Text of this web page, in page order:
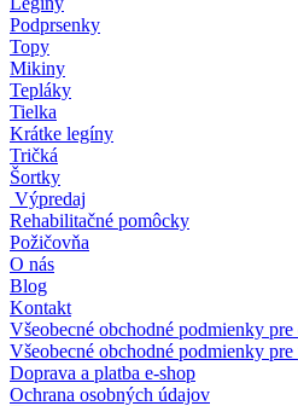
Podprsenky
Topy
Mikiny
Tepláky
Tielka
Krátke legíny
Tričká
Šortky
Výpredaj
Rehabilitačné pomôcky
Požičovňa
O nás
Blog
Kontakt
Všeobecné obchodné podmienky pre
Všeobecné obchodné podmienky
Doprava a platba e-shop
Ochrana osobných údajov